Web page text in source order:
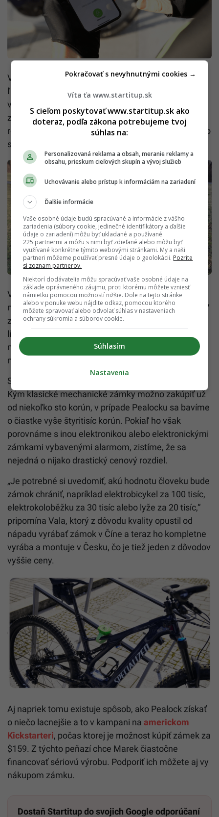
Vďaka týmto funkciám a technológiám je Pealock
ľahko použiteľné a kompaktné zariadenie, zámok
váži len 140g. Hoci prvotná myšlienka bola vytvoriť
zámku na lyže, vďaka svojej všestrannosti a dvom
rokom vývoja je použiteľná pre ochranu všetkého, čo
sa dá ukradnúť.
V Pealocku mysleli aj na tých zlodejov, ktorí
namiesto šperháků berú do akcie kliešte a kladivá. V
zámku inštalovaný akcelerometer má nastavený
limit otrasu, takže pri údere kladivom dá jasne
najavo, že niečo nie je v poriadku a informuje
majiteľa.
S vysokou kvalitou však prichádza aj vyššia cena.
Kým klasické mechanické zámky možno zakúpiť už
od niekoľko sto korún, v prípade Pealocku sa bavíme
o čiastke vyše štyritisíc korún. Pokiaľ ho však
porovnáme s inou elektronikou alebo elektronickými
zámkami vybavenými alarmom, zistíme, že sa
nejedná o nijako drastický cenový rozdiel.
„Je potrebné si uvedomiť, akú hodnotu človeku bude
zámok chrániť, napríklad elektrobicykel za 100 tisíc,
elektrokoloběžku za 30 tisíc alebo lyže za 20 tisíc,“
pripomína Vala, ktorý z dôvodu kvality opustil od
nápadu vyrábať zámok v Číne a teraz ho kompletne
vyrába a montuje v Česku, čo je tiež jeden z dôvodov
vyššie ceny.
Aj napriek tomu existuje spôsob, ako Pealock získať
o niečo lacnejšie a to v kampani na americkom
Kickstarteri, počas ktorej je možnost kúpiť zámek za
$159. Z týchto peňazí chce Marek čiastočne
financovať sériovú výrobu. Podporiť ich môžete aj vy
nákupom zámku.
Dostaň Startitup do svojich Google odporúčaní
Víta ťa www.startitup.sk
S cieľom poskytovať www.startitup.sk ako
doteraz, podľa zákona potrebujeme tvoj
súhlas na:
Personalizovaná reklama a obsah, meranie reklamy a
obsahu, prieskum cieľových skupín a vývoj služieb
Uchovávanie alebo prístup k informáciám na zariadení
Ďalšie informácie
Vaše osobné údaje budú spracúvané a informácie z vášho
zariadenia (súbory cookie, jedinečné identifikátory a ďalšie
údaje o zariadení) môžu byť ukladané a používané
225 partnermi a môžu s nimi byť zdieľané alebo môžu byť
využívané konkrétne týmito webovými stránkami. My a naši
partneri môžeme používať presné údaje o geolokácii. Pozrite
si zoznam partnerov.
Niektorí dodávatelia môžu spracúvať vaše osobné údaje na
základe oprávneného záujmu, proti ktorému môžete vzniesť
námietku pomocou možností nižšie. Dole na tejto stránke
alebo v ponuke webu nájdite odkaz, pomocou ktorého
môžete spravovať alebo odvolať súhlas v nastaveniach
ochrany súkromia a súborov cookie.
Súhlasím
Pokračovať s nevyhnutnými cookies →
Nastavenia